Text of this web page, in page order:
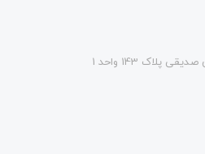
پلاک 143 واحد 1